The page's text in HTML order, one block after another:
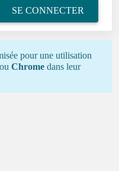
SE CONNECTER
pour une utilisation
Chromedans leur